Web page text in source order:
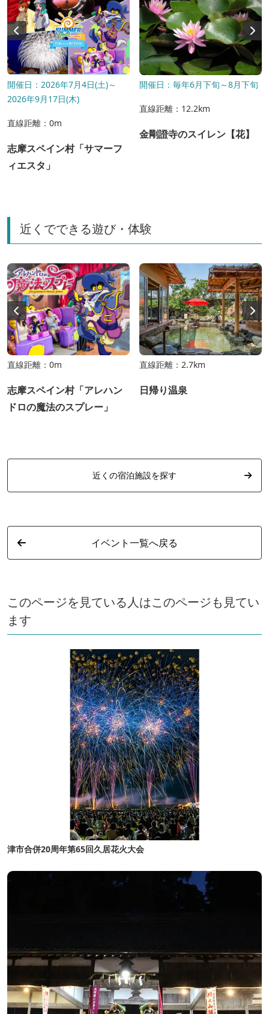
開催日：2026年7月4日(土)～
2026年9月17日(木)
直線距離：0m
志摩スペイン村「サマーフ
ィエスタ」
開催日：毎年6月下旬～8月下旬
直線距離：12.2km
金剛證寺のスイレン【花】
近くでできる遊び・体験
直線距離：0m
志摩スペイン村「アレハン
ドロの魔法のスプレー」
直線距離：2.7km
日帰り温泉
近くの宿泊施設を探す
イベント一覧へ戻る
このページを見ている人はこのページも見てい
ます
津市合併20周年第65回久居花火大会